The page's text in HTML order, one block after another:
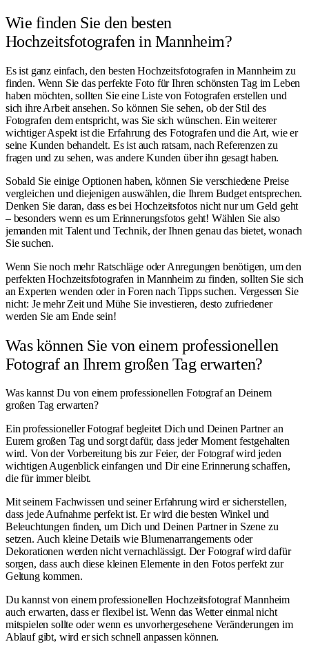
Wie finden Sie den besten
Hochzeitsfotografen in Mannheim?
Es ist ganz einfach, den besten Hochzeitsfotografen in Mannheim zu
finden. Wenn Sie das perfekte Foto für Ihren schönsten Tag im Leben
haben möchten, sollten Sie eine Liste von Fotografen erstellen und
sich ihre Arbeit ansehen. So können Sie sehen, ob der Stil des
Fotografen dem entspricht, was Sie sich wünschen. Ein weiterer
wichtiger Aspekt ist die Erfahrung des Fotografen und die Art, wie er
seine Kunden behandelt. Es ist auch ratsam, nach Referenzen zu
fragen und zu sehen, was andere Kunden über ihn gesagt haben.
Sobald Sie einige Optionen haben, können Sie verschiedene Preise
vergleichen und diejenigen auswählen, die Ihrem Budget entsprechen.
Denken Sie daran, dass es bei Hochzeitsfotos nicht nur um Geld geht
– besonders wenn es um Erinnerungsfotos geht! Wählen Sie also
jemanden mit Talent und Technik, der Ihnen genau das bietet, wonach
Sie suchen.
Wenn Sie noch mehr Ratschläge oder Anregungen benötigen, um den
perfekten Hochzeitsfotografen in Mannheim zu finden, sollten Sie sich
an Experten wenden oder in Foren nach Tipps suchen. Vergessen Sie
nicht: Je mehr Zeit und Mühe Sie investieren, desto zufriedener
werden Sie am Ende sein!
Was können Sie von einem professionellen
Fotograf an Ihrem großen Tag erwarten?
Was kannst Du von einem professionellen Fotograf an Deinem
großen Tag erwarten?
Ein professioneller Fotograf begleitet Dich und Deinen Partner an
Eurem großen Tag und sorgt dafür, dass jeder Moment festgehalten
wird. Von der Vorbereitung bis zur Feier, der Fotograf wird jeden
wichtigen Augenblick einfangen und Dir eine Erinnerung schaffen,
die für immer bleibt.
Mit seinem Fachwissen und seiner Erfahrung wird er sicherstellen,
dass jede Aufnahme perfekt ist. Er wird die besten Winkel und
Beleuchtungen finden, um Dich und Deinen Partner in Szene zu
setzen. Auch kleine Details wie Blumenarrangements oder
Dekorationen werden nicht vernachlässigt. Der Fotograf wird dafür
sorgen, dass auch diese kleinen Elemente in den Fotos perfekt zur
Geltung kommen.
Du kannst von einem professionellen Hochzeitsfotograf Mannheim
auch erwarten, dass er flexibel ist. Wenn das Wetter einmal nicht
mitspielen sollte oder wenn es unvorhergesehene Veränderungen im
Ablauf gibt, wird er sich schnell anpassen können.